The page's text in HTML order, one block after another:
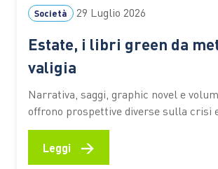
Società 29 Luglio 2026
Estate, i libri green da
valigia
Narrativa, saggi, graphic novel e
offrono prospettive diverse sulla crisi
sul rapporto tra persone e ambiente. I
premiati dal Premio Demetra 2026
Leggi →